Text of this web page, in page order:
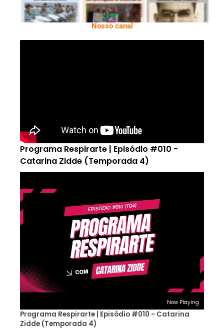
Nosso canal
Programa Respirarte | Episódio #010 -
Catarina Zidde (Temporada 4)
Now Playing
Programa Respirarte | Episódio #010 - Catarina
Zidde (Temporada 4)